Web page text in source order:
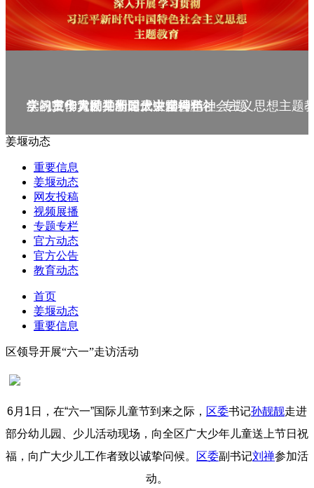
庆祝中华人民共和国成立75周年
学习贯彻党的二十届三中全会精神_专题
党的二十大精神理论大讲堂--理论
学习宣传贯彻党的二十大精神
学习贯彻习近平新时代中国特色社会主义思想主题
姜堰动态
重要信息
姜堰动态
网友投稿
视频展播
专题专栏
官方动态
官方公告
教育动态
首页
姜堰动态
重要信息
区领导开展“六一”走访活动
6月1日，在“六一”国际儿童节到来之际， 区委书记孙靓靓走进
部分幼儿园、少儿活动现场，向全区广大少年儿童送上节日祝
福，向广大少儿工作者致以诚挚问候。
区委副书记刘禅参加活
动。